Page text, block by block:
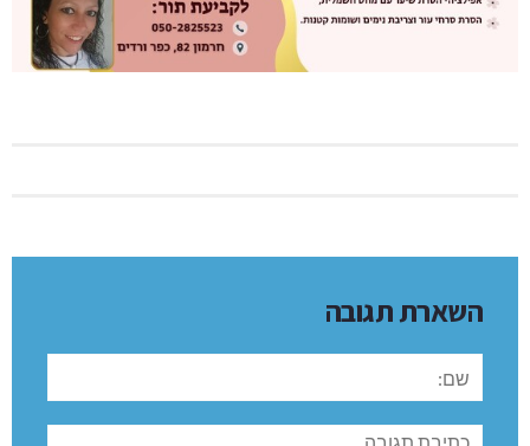
השארת תגובה
שם:
תגובה